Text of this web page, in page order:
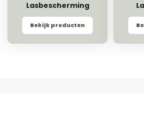
Lasbescherming
Bekijk producten